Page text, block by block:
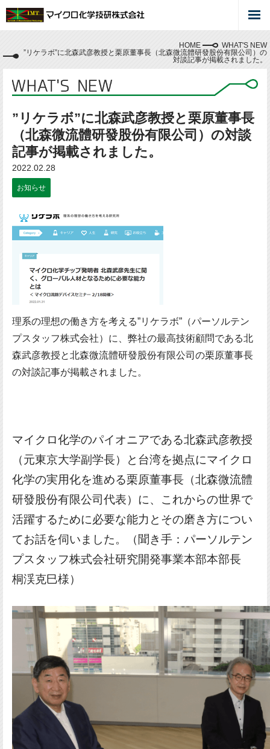
HOME
WHAT'S NEW
”リケラボ”に北森武彦教授と栗原董事長（北森微流體研發股份有限公司）の
対談記事が掲載されました。
”リケラボ”に北森武彦教授と栗原董事長
（北森微流體研發股份有限公司）の対談
記事が掲載されました。
2022.02.28
お知らせ
理系の理想の働き方を考える”リケラボ”（パーソルテン
プスタッフ株式会社）に、弊社の最高技術顧問である北
森武彦教授と北森微流體研發股份有限公司の栗原董事長
の対談記事が掲載されました。
マイクロ化学のパイオニアである北森武彦教授
（元東京大学副学長）と台湾を拠点にマイクロ
化学の実用化を進める栗原董事長（北森微流體
研發股份有限公司代表）に、これからの世界で
活躍するために必要な能力とその磨き方につい
てお話を伺いました。（聞き手：パーソルテン
プスタッフ株式会社研究開発事業本部本部長
桐渓克巳様）